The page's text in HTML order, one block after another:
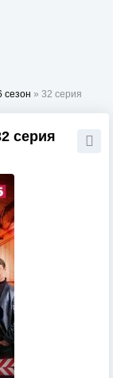
сезон » 32 серия
серия